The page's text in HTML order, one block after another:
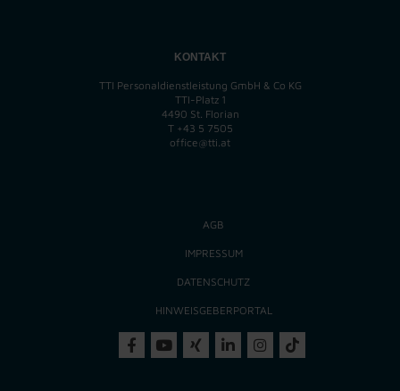
KONTAKT
TTI Personaldienstleistung GmbH & Co KG
TTI-Platz 1
4490 St. Florian
T +43 5 7505
office@tti.at
AGB
IMPRESSUM
DATENSCHUTZ
HINWEISGEBERPORTAL